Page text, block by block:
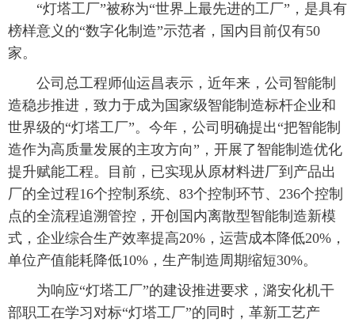
“灯塔工厂”被称为“世界上最先进的工厂”，是具有
榜样意义的“数字化制造”示范者，国内目前仅有50
家。
公司总工程师仙运昌表示，近年来，公司智能制
造稳步推进，致力于成为国家级智能制造标杆企业和
世界级的“灯塔工厂”。今年，公司明确提出“把智能制
造作为高质量发展的主攻方向”，开展了智能制造优化
提升赋能工程。目前，已实现从原材料进厂到产品出
厂的全过程16个控制系统、83个控制环节、236个控制
点的全流程追溯管控，开创国内离散型智能制造新模
式，企业综合生产效率提高20%，运营成本降低20%，
单位产值能耗降低10%，生产制造周期缩短30%。
为响应“灯塔工厂”的建设推进要求，潞安化机干
部职工在学习对标“灯塔工厂”的同时，革新工艺产